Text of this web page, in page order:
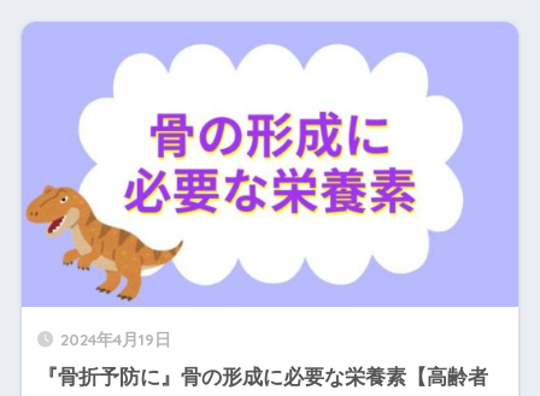
2024年4月19日
『骨折予防に』骨の形成に必要な栄養素【高齢者